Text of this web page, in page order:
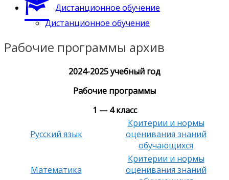
Дистанционное обучение
Дистанционное обучение
Рабочие программы архив
2024-2025 учебный год
Рабочие программы
1 — 4 класс
Русский язык
Критерии и нормы
оценивания знаний
обучающихся
Математика
Критерии и нормы
оценивания знаний